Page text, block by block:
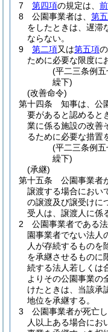
7
第四項の規定は、
8
公園事業者は、 第
をしたときは、遅滞
ならない。
9
第二項又は第五項
ために必要な限度に
(平二三条例
繰下)
(改善命令)
第十四条
知事は、公
要があると認めると
業に係る施設の改善
るために必要な措置
(平二三条例
繰下)
(承継)
第十五条
公園事業者
譲渡する場合におい
の譲渡及び譲受けに
受人は、譲渡人に係
2
公園事業者である
園事業者でない法人
人が存続するものを
を承継させるものに
続する法人若しくは
よりその公園事業の
けたときは、当該承
地位を承継する。
3
公園事業者が死亡
人以上ある場合にお